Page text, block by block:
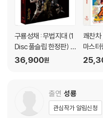
택을 부탁드립니다.
4) 한정판 상품의 변심, 오구매
탁드립니다.
구룡성채 : 무법지대 (1
Disc 풀슬립 한정판) :
블루레이
36,900원
쾌찬
마스터
루레이
출연 성룡
관심작가 알림신청